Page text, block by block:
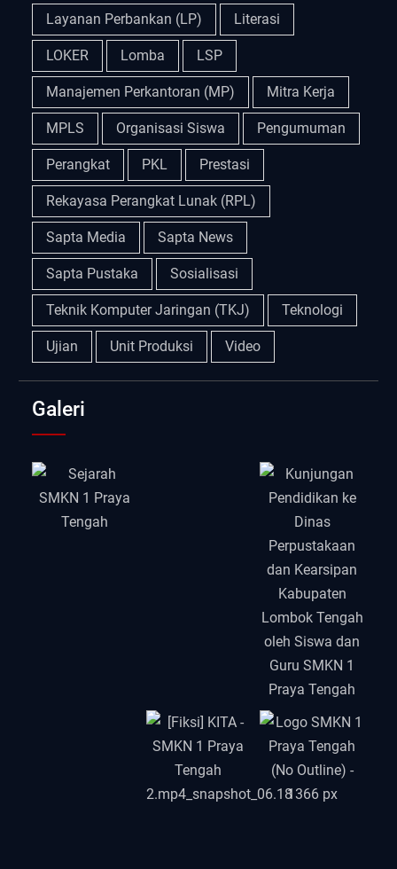
Layanan Perbankan (LP) Literasi
LOKER Lomba LSP
Manajemen Perkantoran (MP) Mitra Kerja
MPLS Organisasi Siswa Pengumuman
Perangkat PKL Prestasi
Rekayasa Perangkat Lunak (RPL)
Sapta Media Sapta News
Sapta Pustaka Sosialisasi
Teknik Komputer Jaringan (TKJ) Teknologi
Ujian Unit Produksi Video
Galeri